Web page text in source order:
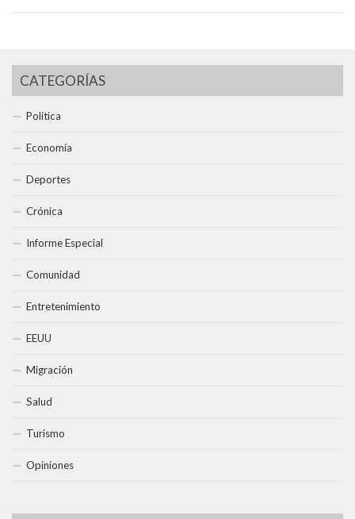
CATEGORÍAS
Política
Economía
Deportes
Crónica
Informe Especial
Comunidad
Entretenimiento
EEUU
Migración
Salud
Turismo
Opiniones